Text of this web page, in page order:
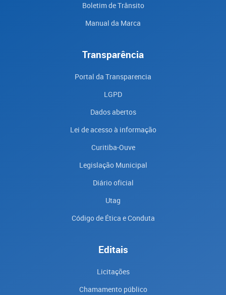
Boletim de Trânsito
Manual da Marca
Transparência
Portal da Transparencia
LGPD
Dados abertos
Lei de acesso à informação
Curitiba-Ouve
Legislação Municipal
Diário oficial
Utag
Código de Ética e Conduta
Editais
Licitações
Chamamento público